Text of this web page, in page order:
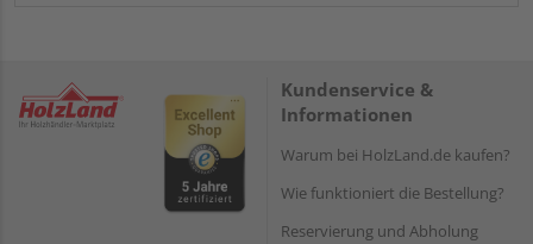
Kundenservice &
Informationen
Warum bei HolzLand.de kaufen?
Wie funktioniert die Bestellung?
Reservierung und Abholung